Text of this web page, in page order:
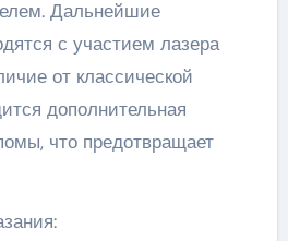
Дальнейшие
с участием лазера
от классической
дополнительная
что предотвращает